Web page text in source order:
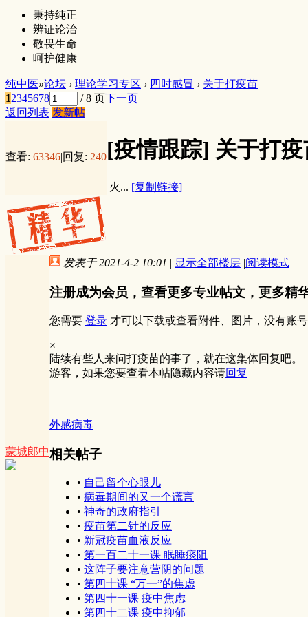
秉持纯正
辨证论治
敬畏生命
呵护健康
纯中医»论坛 › 理论学习专区 › 四时感冒 › 关于打疫苗
12345678 / 8 页下一页
返回列表 发新帖
查看: 63346|回复: 240[疫情跟踪] 关于打
火... [复制链接]
蒙城郎中
发表于 2021-4-2 10:01 | 显示全部楼层 |阅读模式
注册成为会员，查看更多专业帖文，更多精华
您需要 登录 才可以下载或查看附件、图片，没有账
×
陆续有些人来问打疫苗的事了，就在这集体回复吧。
游客，如果您要查看本帖隐藏内容请回复
外感病毒
相关帖子
• 自己留个心眼儿
• 病毒期间的又一个谎言
• 神奇的政府指引
• 疫苗第二针的反应
• 新冠疫苗血液反应
• 第一百二十一课 眠睡痰阻
• 这阵子要注意营阴的问题
• 第四十课 “万一”的焦虑
• 第四十一课 疫中焦虑
• 第四十二课 疫中抑郁